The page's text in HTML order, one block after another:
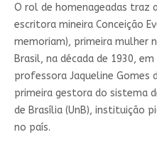
O rol de homenageadas traz
escritora mineira Conceição
memoriam), primeira mulher
Brasil, na década de 1930,
professora Jaqueline Gomes
primeira gestora do sistema
de Brasília (UnB), instituição
no país.